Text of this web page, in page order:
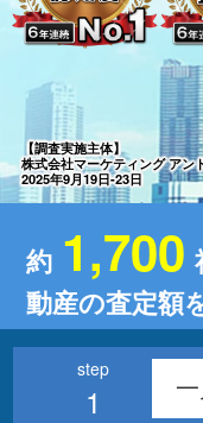
【調査実施主体】
株式会社マーケティング アン
2025年9月19日-23日
約 1,700
動産の査定額
1